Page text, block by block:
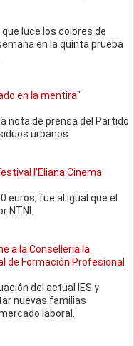
luce los colores de
en la quinta prueba
en la mentira"
nota de prensa del Partido
urbanos.
l'Eliana Cinema
euros, fue al igual que el
NTNI.
a la Conselleria la
de Formación Profesional
del actual IES y
nuevas familias
laboral.